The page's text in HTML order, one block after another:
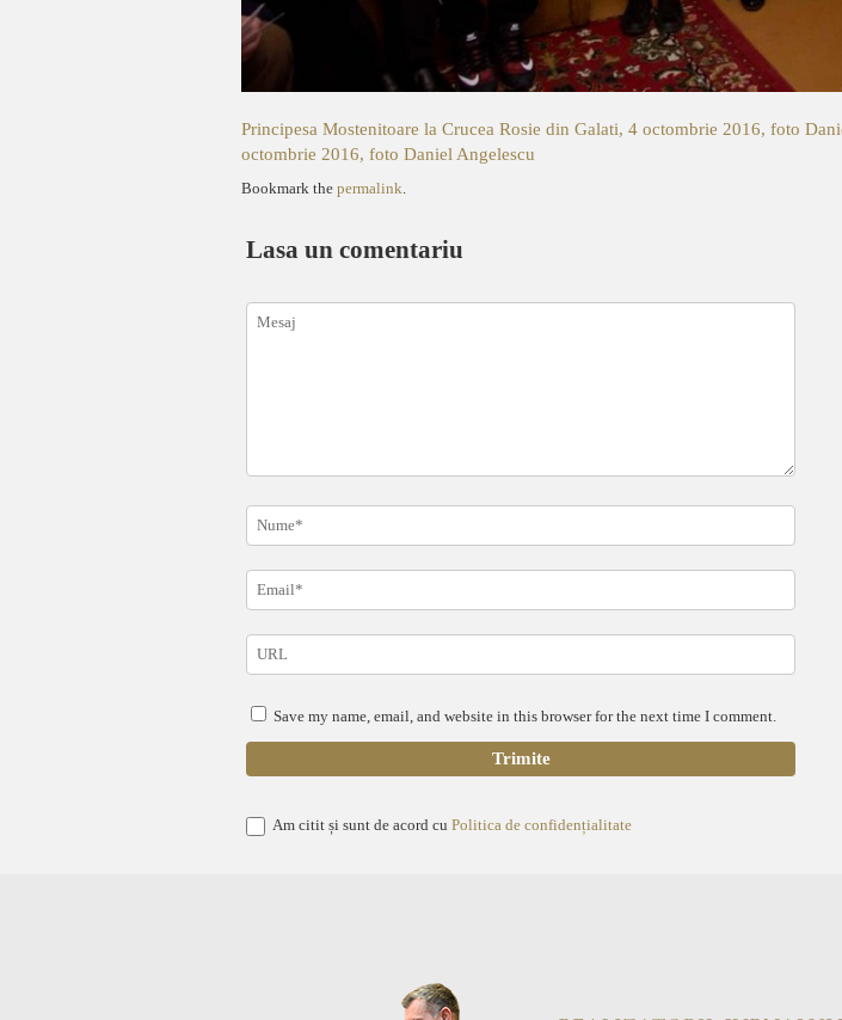
Principesa Mostenitoare la Crucea Rosie din Galati, 4 octombrie 2016, foto
octombrie 2016, foto Daniel Angelescu
Bookmark the permalink
Lasa un comentariu
Save my name, email, and website in this browser for the next time I comment.
Am citit și sunt de acord cu Politica de confidențialitate